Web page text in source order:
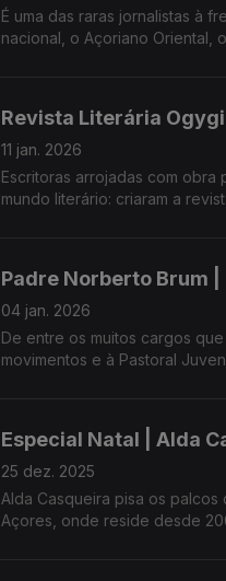
É uma das raras jornalistas à
nacional, o Açoriano Oriental,
Com Ana Resendes e Maria
Revista Literária
11 jan. 2026
Escritoras arrojadas com obra
de outras escritoras, para
Com Ana Resendes e Maria
Padre Norberto Brum
04 jan. 2026
De entre os muitos cargos
movimentos e à Pastoral
Que desafios se colocam a
Que valências possui, como
Uma conversa com Ana
Especial Natal | Alda
25 dez. 2025
Alda Casqueira pisa os
Açores, onde reside desde